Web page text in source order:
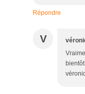
Répondre
V